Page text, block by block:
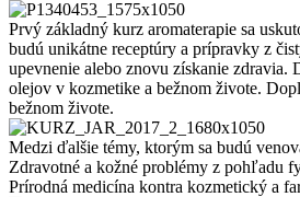
Prvý základný kurz aromaterapie sa
budú unikátne receptúry a prípravky z
upevnenie alebo znovu získanie
olejov v kozmetike a bežnom živote.
bežnom živote.
Medzi ďalšie témy, ktorým sa budú
Zdravotné a kožné problémy z pohľadu
Prírodná medicína kontra kozmetický a